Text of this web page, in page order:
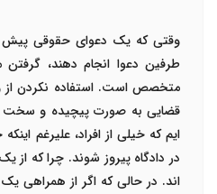
وقتی که یک دعوای حقوقی پیش
طرفین دعوا انجام دهند، گرفتن
متخصص است. استفاده نکردن از
قضایی به صورت پیچیده و سخت
ایم که خیلی از افراد، علیرغم
در دادگاه پیروز شوند. چرا که از
اند. در حالی که اگر از همراهی